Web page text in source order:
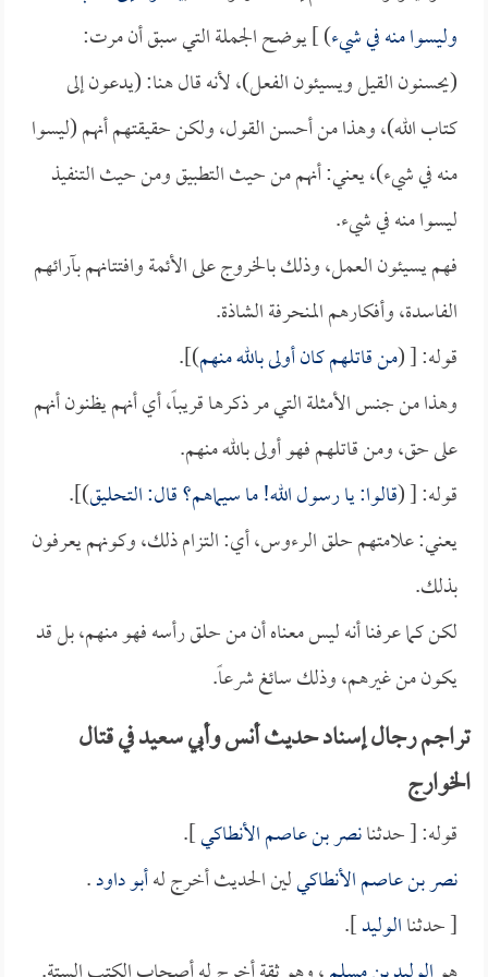
وليسوا منه في شيء) ] يوضح الجملة التي سبق أن مرت:
(يحسنون القيل ويسيئون الفعل)، لأنه قال هنا: (يدعون إلى
كتاب الله)، وهذا من أحسن القول، ولكن حقيقتهم أنهم (ليسوا
منه في شيء)، يعني: أنهم من حيث التطبيق ومن حيث التنفيذ
ليسوا منه في شيء.
فهم يسيئون العمل، وذلك بالخروج على الأئمة وافتتانهم بآرائهم
الفاسدة، وأفكارهم المنحرفة الشاذة.
قوله: [ (من قاتلهم كان أولى بالله منهم)].
وهذا من جنس الأمثلة التي مر ذكرها قريباً، أي أنهم يظنون أنهم
على حق، ومن قاتلهم فهو أولى بالله منهم.
قوله: [ (قالوا: يا رسول الله! ما سيماهم؟ قال: التحليق)].
يعني: علامتهم حلق الرءوس، أي: التزام ذلك، وكونهم يعرفون
بذلك.
لكن كما عرفنا أنه ليس معناه أن من حلق رأسه فهو منهم، بل قد
يكون من غيرهم، وذلك سائغ شرعاً.
تراجم رجال إسناد حديث أنس وأبي سعيد في قتال
الخوارج
قوله: [ حدثنانصر بن عاصم الأنطاكي].
نصر بن عاصم الأنطاكيلين الحديث أخرج لهأبو داود.
[ حدثناالوليد].